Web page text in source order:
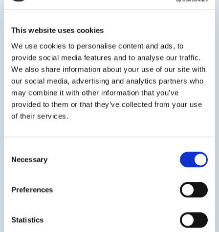
This website uses cookies
We use cookies to personalise content and ads, to
provide social media features and to analyse our traffic.
We also share information about your use of our site with
our social media, advertising and analytics partners who
may combine it with other information that you’ve
provided to them or that they’ve collected from your use
of their services.
Selection
Necessary
Preferences
Statistics
voor de krappe arbeidsmarkt. Via fonds Colland
groen een betere positie op de arbeidsmarkt in te
nemen. Het fonds draagt bij aan thema’s zoals duurzame
inzetbaarheid, imago & instroom en veiligheid &
gezondheid. Vanuit Colland Arbeidsmarkt wordt een
veelheid aan projecten en activiteiten gefinancierd
gericht op het stimuleren van een gezonde en
Onder de paraplu van Colland Arbeidsmarkt participeert
Glastuinbouw Nederland in Groenpact. De plek waar
onderwijs, overheid en ondernemers samen komen om
te werken aan vernieuwing en innovatie en zo
sector.